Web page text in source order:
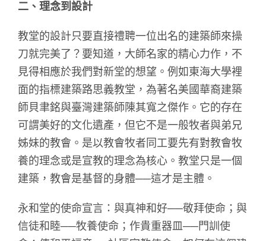
二、理念到設計
教堂的設計只要直接禮聘一位出名的建築師來操
刀就完美了？要知道，大師名家的精心力作，不
見得相應於我們對新堂的想望。例如東海大學裡
面的指標建築路思義教堂，為著名美國華裔建築
師貝聿銘與臺灣建築師陳其寬之傑作。它的存在
可謂美好的文化遺產，但它不是一般牧者與弟兄
姊妹的教會。是以教會牧者同工要先有對教會牧
養的理念或是宣教的理念為核心。教堂只是一個
建築，教會是基督的身體──這才是主體。
永和堂的使命宣言：與真神和好──敬拜使命；與
信徒和睦──牧養使命；作貴重器皿──門訓使